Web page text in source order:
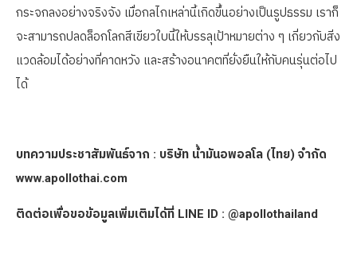
กระจกลงอย่างจริงจัง เมื่อกลไกเหล่านี้เกิดขึ้นอย่างเป็นรูปธรรม เราก็
จะสามารถปลดล็อกโลกสีเขียวใบนี้ให้บรรลุเป้าหมายต่าง ๆ เกี่ยวกับสิ่ง
แวดล้อมได้อย่างที่คาดหวัง และสร้างอนาคตที่ยั่งยืนให้กับคนรุ่นต่อไป
ได้
บทความประชาสัมพันธ์จาก : บริษัท น้ำมันอพอลโล (ไทย) จำกัด
www.apollothai.com
ติดต่อเพื่อขอข้อมูลเพิ่มเติมได้ที่ LINE ID : @apollothailand